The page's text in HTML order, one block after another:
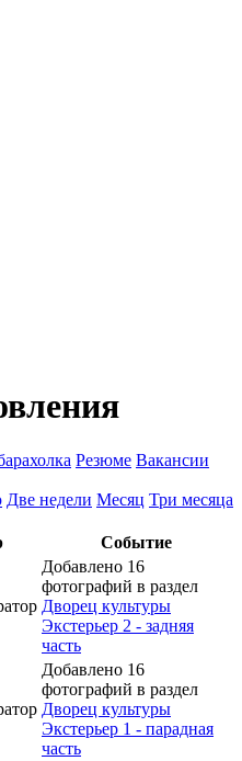
Резюме Вакансии
Две недели Месяц Три месяца
Событие
Добавлено 16
фотографий в раздел
Дворец культуры
Экстерьер 2 - задняя
часть
Добавлено 16
фотографий в раздел
Дворец культуры
Экстерьер 1 - парадная
часть